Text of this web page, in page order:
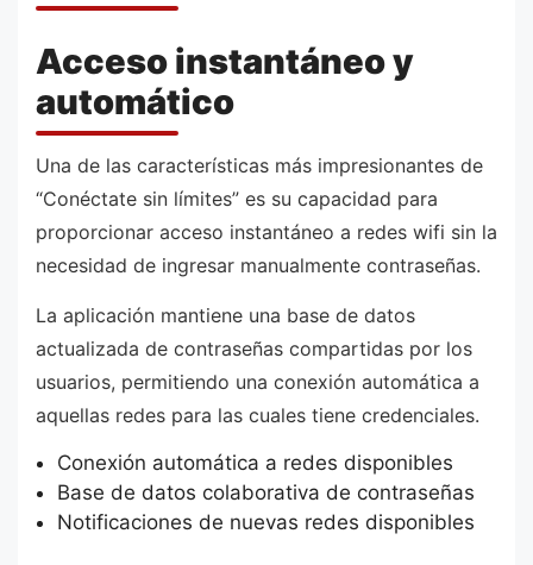
Acceso instantáneo y
automático
Una de las características más impresionantes de
“Conéctate sin límites” es su capacidad para
proporcionar acceso instantáneo a redes wifi sin la
necesidad de ingresar manualmente contraseñas.
La aplicación mantiene una base de datos
actualizada de contraseñas compartidas por los
usuarios, permitiendo una conexión automática a
aquellas redes para las cuales tiene credenciales.
Conexión automática a redes disponibles
Base de datos colaborativa de contraseñas
Notificaciones de nuevas redes disponibles